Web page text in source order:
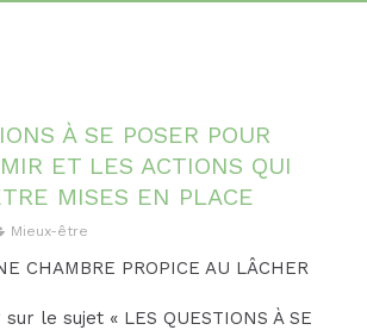
À SE POSER POUR
ET LES ACTIONS QUI
MISES EN PLACE
Mieux-être
CHAMBRE PROPICE AU LÂCHER
le sujet « LES QUESTIONS À SE